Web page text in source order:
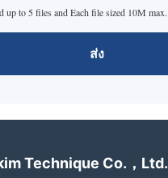
up to 5 files and Each file sized 10M max.
ส่ง
Technique Co.，Ltd.